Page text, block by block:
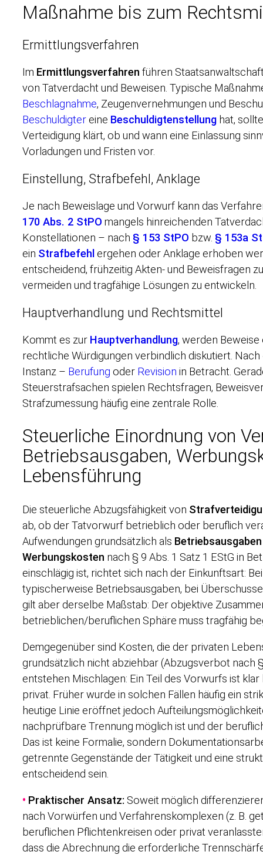
Maßnahme bis zum
Ermittlungsverfahren
Im Ermittlungsverfahren führen
von Tatverdacht und Beweisen. Typische
Beschlagnahme, Zeugenvernehmungen und
Beschuldigtereine Beschuldigtenstellung hat,
Verteidigung klärt, ob und wann eine Einlassung
Vorladungen und Fristen vor.
Einstellung, Strafbefehl, Anklage
Je nach Beweislage und Vorwurf kann das
170 Abs. 2 StPO mangels hinreichenden
Konstellationen – nach § 153 StPO bzw. § 153a
ein Strafbefehl ergehen oder Anklage erhoben
entscheidend, frühzeitig Akten- und Beweisfragen
vermeiden und tragfähige Lösungen zu entwickeln.
Hauptverhandlung und Rechtsmittel
Kommt es zur Hauptverhandlung, werden
rechtliche Würdigungen verbindlich diskutiert.
Instanz – Berufung oder Revision in Betracht.
Steuerstrafsachen spielen Rechtsfragen,
Strafzumessung häufig eine zentrale Rolle.
Steuerliche Einordnung von
Betriebsausgaben,
Lebensführung
Die steuerliche Abzugsfähigkeit von
ab, ob der Tatvorwurf betrieblich oder beruflich
Aufwendungen grundsätzlich als Betriebsausgaben
Werbungskosten nach § 9 Abs. 1 Satz 1 EStG in
einschlägig ist, richtet sich nach der Einkunftsart:
typischerweise Betriebsausgaben, bei
gilt aber derselbe Maßstab: Der objektive
betrieblichen/beruflichen Sphäre muss tragfähig
Demgegenüber sind Kosten, die der privaten
grundsätzlich nicht abziehbar (Abzugsverbot nach
entstehen Mischlagen: Ein Teil des Vorwurfs ist
privat. Früher wurde in solchen Fällen häufig ein
heutige Linie eröffnet jedoch
nachprüfbare Trennung möglich ist und der
Das ist keine Formalie, sondern
getrennte Gegenstände der Tätigkeit und eine
entscheidend sein.
• Praktischer Ansatz: Soweit möglich
nach Vorwürfen und Verfahrenskomplexen (z. B.
beruflichen Pflichtenkreisen oder privat
dass die Abrechnung die erforderliche